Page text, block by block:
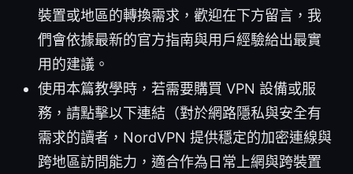
裝置或地區的轉換需求，歡迎在下方留言，我
們會依據最新的官方指南與用戶經驗給出最實
用的建議。
使用本篇教學時，若需要購買 VPN 設備或服
務，請點擊以下連結（對於網路隱私與安全有
需求的讀者，NordVPN 提供穩定的加密連線與
跨地區訪問能力，適合作為日常上網與跨裝置